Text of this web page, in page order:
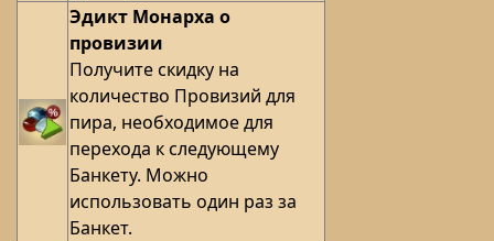
Эдикт Монарха о
провизии
Получите скидку на
количество Провизий для
пира, необходимое для
перехода к следующему
Банкету. Можно
использовать один раз за
Банкет.